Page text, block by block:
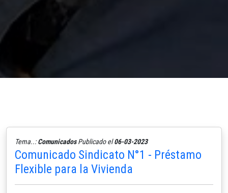
Tema..:ComunicadosPublicado el06-03-2023
Comunicado Sindicato N°1 - Préstamo
Flexible para la Vivienda